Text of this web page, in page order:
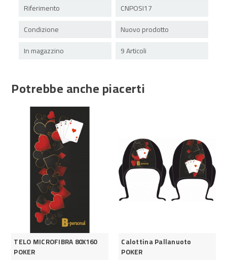
Riferimento
CNPOSI17
Condizione
Nuovo prodotto
In magazzino
9 Articoli
Potrebbe anche piacerti
TELO MICROFIBRA 80X160
POKER
Calottina Pallanuoto
POKER